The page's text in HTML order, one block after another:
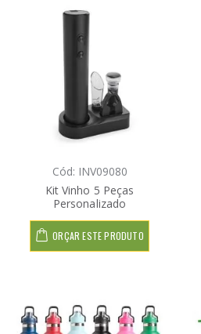
Cód: INV09080
Kit Vinho 5 Peças
Personalizado
ORÇAR ESTE PRODUTO